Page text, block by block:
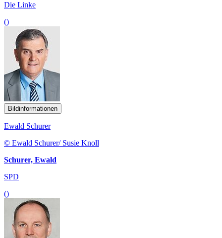
Die Linke
()
Bildinformationen
Ewald Schurer
© Ewald Schurer/ Susie Knoll
Schurer, Ewald
SPD
()